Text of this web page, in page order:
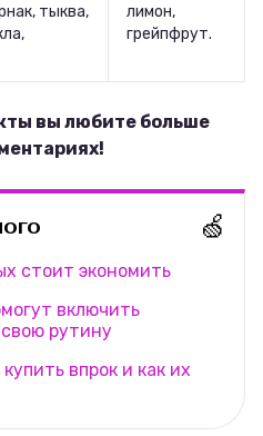
тыква,
лимон,
грейпфрут.
вы любите больше
🍏
стоит экономить
включить
рутину
впрок и как их